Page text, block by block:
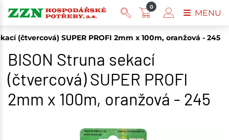
(čtvercová) SUPER PROFI 2mm x 100m, oranžová - 245
BISON Struna sekací
(čtvercová) SUPER PROFI
2mm x 100m, oranžová - 245
0
MENU